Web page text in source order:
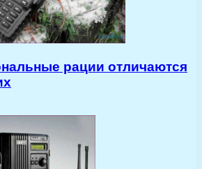
рации отличаются